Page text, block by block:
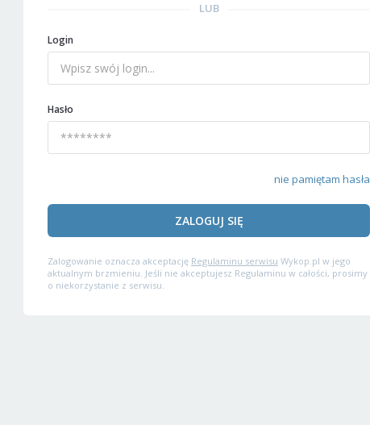
LUB
Login
Hasło
nie pamiętam hasła
ZALOGUJ SIĘ
Zalogowanie oznacza akceptację Regulaminu serwisu Wykop.pl w jego
aktualnym brzmieniu. Jeśli nie akceptujesz Regulaminu w całości, prosimy
o niekorzystanie z serwisu.